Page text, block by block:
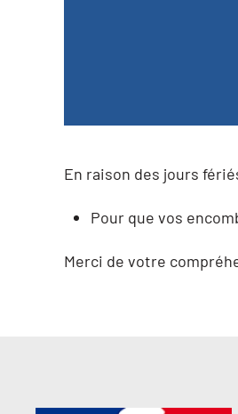
En raison des jours
Pour que vos
Merci de votre